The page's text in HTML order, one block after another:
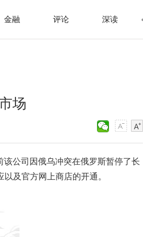
金融 评论 深读
场
公司因俄乌冲突在俄罗斯暂停了长
及官方网上商店的开通。